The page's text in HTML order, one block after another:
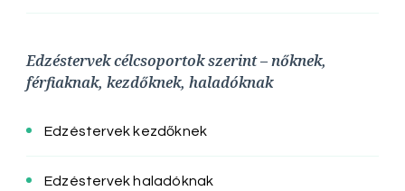
Edzéstervek célcsoportok szerint – nőknek,
férfiaknak, kezdőknek, haladóknak
Edzéstervek kezdőknek
Edzéstervek haladóknak